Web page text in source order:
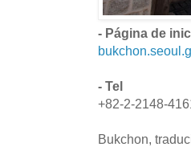
- Página de
- Tel
+82-2-2148-
Bukchon,